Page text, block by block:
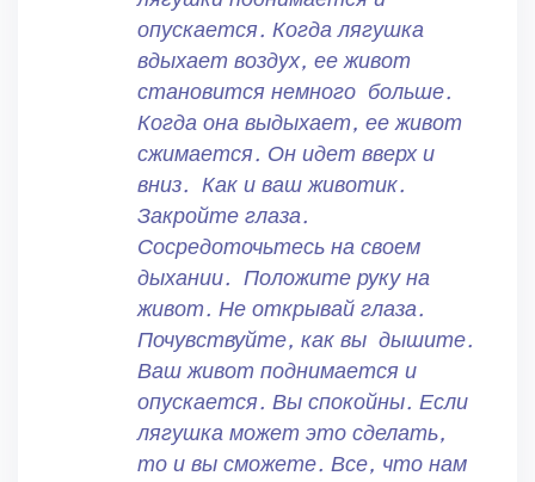
опускается. Когда лягушка
вдыхает воздух, ее живот
становится немного больше.
Когда она выдыхает, ее живот
сжимается. Он идет вверх и
вниз. Как и ваш животик.
Закройте глаза.
Сосредоточьтесь на своем
дыхании. Положите руку на
живот. Не открывай глаза.
Почувствуйте, как вы дышите.
Ваш живот поднимается и
опускается. Вы спокойны. Если
лягушка может это сделать,
то и вы сможете. Все, что нам